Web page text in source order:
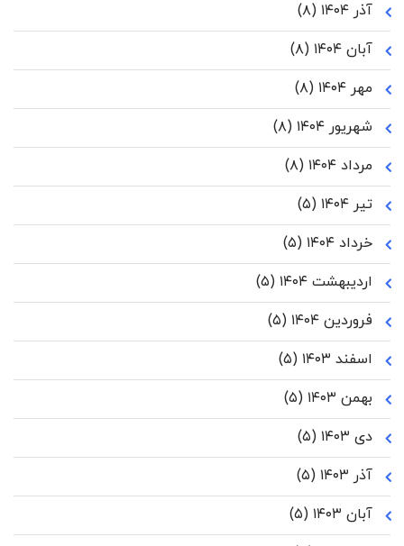
آذر ۱۴۰۴
(۸)
آبان ۱۴۰۴
(۸)
مهر ۱۴۰۴
(۸)
شهریور ۱۴۰۴
(۸)
مرداد ۱۴۰۴
(۸)
تیر ۱۴۰۴
(۵)
خرداد ۱۴۰۴
(۵)
اردیبهشت ۱۴۰۴
(۵)
فروردین ۱۴۰۴
(۵)
اسفند ۱۴۰۳
(۵)
بهمن ۱۴۰۳
(۵)
دی ۱۴۰۳
(۵)
آذر ۱۴۰۳
(۵)
آبان ۱۴۰۳
(۵)